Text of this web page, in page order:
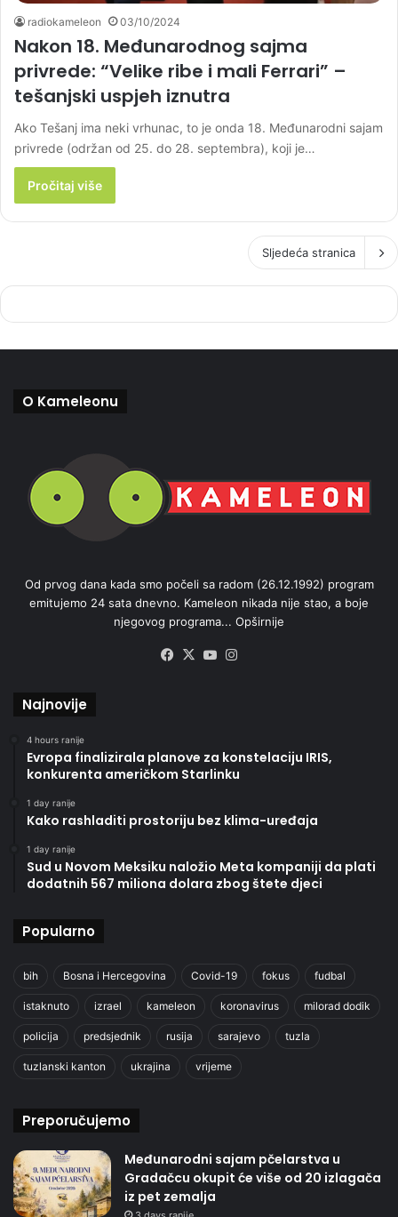
radiokameleon 03/10/2024
Nakon 18. Međunarodnog sajma
privrede: “Velike ribe i mali Ferrari” –
tešanjski uspjeh iznutra
Ako Tešanj ima neki vrhunac, to je onda 18. Međunarodni sajam
privrede (održan od 25. do 28. septembra), koji je…
Pročitaj više
Sljedeća stranica
O Kameleonu
Od prvog dana kada smo počeli sa radom (26.12.1992) program
emitujemo 24 sata dnevno. Kameleon nikada nije stao, a boje
njegovog programa... Opširnije
Facebook
X YouTube
Najnovije
4 hours ranije
Evropa finalizirala planove za konstelaciju IRIS,
konkurenta američkom Starlinku
1 day ranije
Kako rashladiti prostoriju bez klima-uređaja
1 day ranije
Sud u Novom Meksiku naložio Meta kompaniji da plati
dodatnih 567 miliona dolara zbog štete djeci
Popularno
bih Bosna i Hercegovina Covid-19 fokus fudbal
istaknuto izrael kameleon koronavirus milorad dodik
policija predsjednik rusija sarajevo tuzla
tuzlanski kanton ukrajina vrijeme
Preporučujemo
Međunarodni sajam pčelarstva u
Gradačcu okupit će više od 20 izlagača
iz pet zemalja